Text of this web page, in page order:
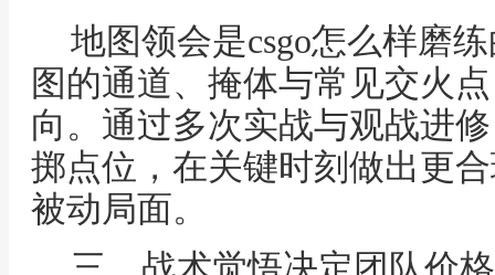
地图领会是csgo怎么样磨
图的通道、掩体与常见交火
向。通过多次实战与观战进
掷点位，在关键时刻做出更
被动局面。